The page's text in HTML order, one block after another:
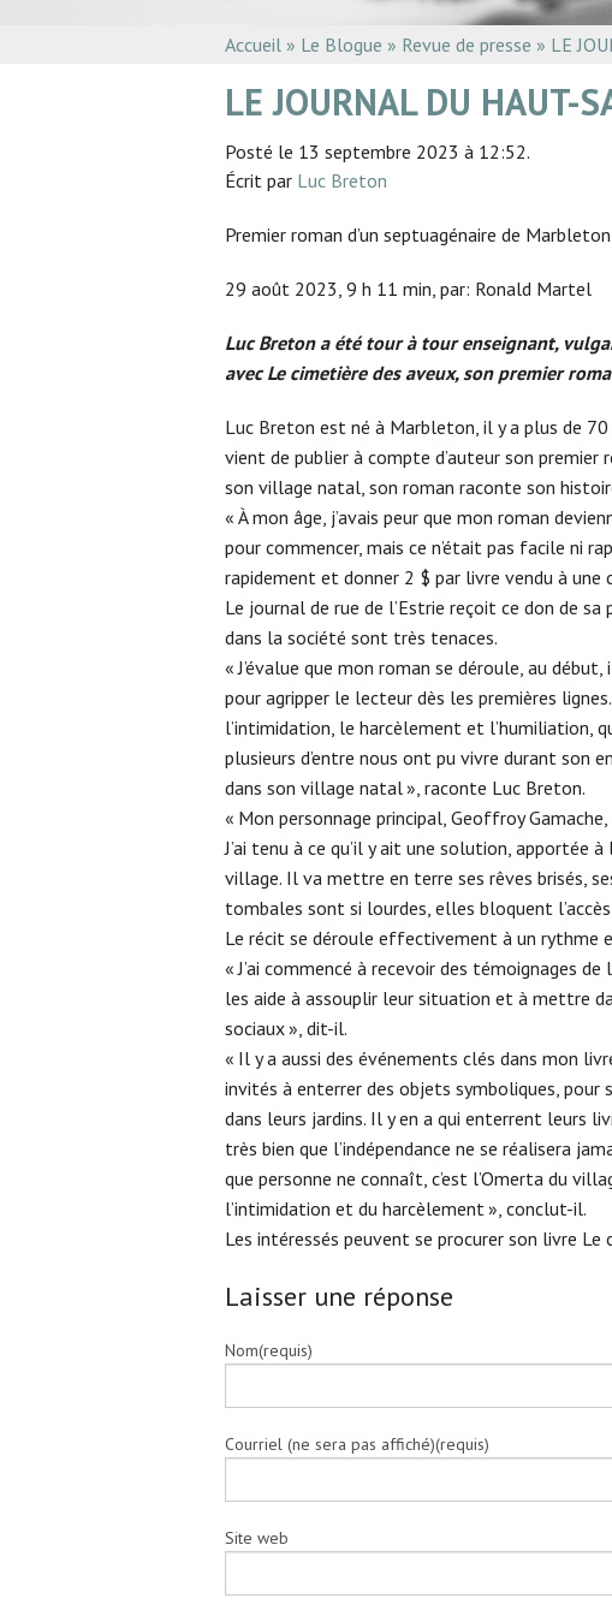
Accueil » Le Blogue » Revue de presse » LE
LE JOURNAL DU HAUT-
Posté le 13 septembre 2023 à 12:52.
Écrit par Luc Breton
Premier roman d’un septuagénaire de
29 août 2023, 9 h 11 min, par: Ronald Martel
Luc Breton a été tour à tour enseignant,
avec Le cimetière des aveux, son premier
Luc Breton est né à Marbleton, il y a plus de
vient de publier à compte d’auteur son premier
son village natal, son roman raconte son
« À mon âge, j’avais peur que mon roman
pour commencer, mais ce n’était pas facile ni
rapidement et donner 2 $ par livre vendu à
Le journal de rue de l’Estrie reçoit ce don de
dans la société sont très tenaces.
« J’évalue que mon roman se déroule, au
pour agripper le lecteur dès les premières
l’intimidation, le harcèlement et l’humiliation,
plusieurs d’entre nous ont pu vivre durant son
dans son village natal », raconte Luc Breton.
« Mon personnage principal, Geoffroy
J’ai tenu à ce qu’il y ait une solution, apportée
village. Il va mettre en terre ses rêves brisés,
tombales sont si lourdes, elles bloquent
Le récit se déroule effectivement à un rythme
« J’ai commencé à recevoir des témoignages
les aide à assouplir leur situation et à mettre
sociaux », dit-il.
« Il y a aussi des événements clés dans mon
invités à enterrer des objets symboliques, pour
dans leurs jardins. Il y en a qui enterrent leurs
très bien que l’indépendance ne se réalisera
que personne ne connaît, c’est l’Omerta du
l’intimidation et du harcèlement », conclut-il.
Les intéressés peuvent se procurer son livre Le
Laisser une réponse
Nom(requis)
Courriel (ne sera pas affiché)(requis)
Site web